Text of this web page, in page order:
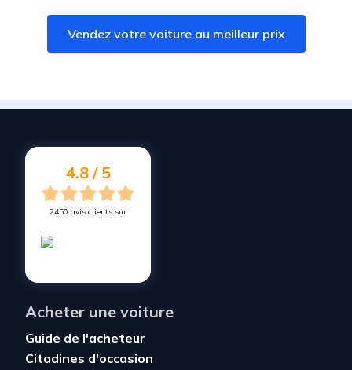
Vendez votre voiture àLampertheim
Vendez votre voiture àGeispolsheim
Vendez votre voiture à
Vendez votre voiture au meilleur prix
4.8 / 5
2450 avis clients sur
Acheter une voiture
Guide de l'acheteur
Citadines d'occasion